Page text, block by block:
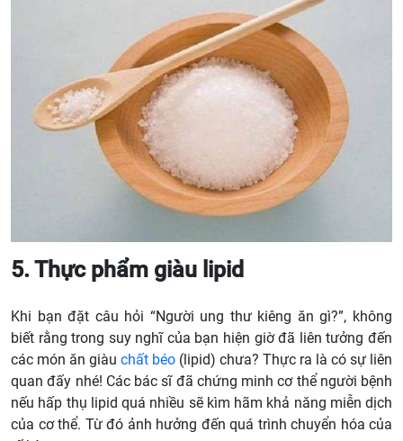
5. Thực phẩm giàu lipid
Khi bạn đặt câu hỏi “Người ung thư kiêng ăn gì?”, không
biết rằng trong suy nghĩ của bạn hiện giờ đã liên tưởng đến
các món ăn giàu chất béo (lipid) chưa? Thực ra là có sự liên
quan đấy nhé! Các bác sĩ đã chứng minh cơ thể người bệnh
nếu hấp thụ lipid quá nhiều sẽ kìm hãm khả năng miễn dịch
của cơ thể. Từ đó ảnh hưởng đến quá trình chuyển hóa của